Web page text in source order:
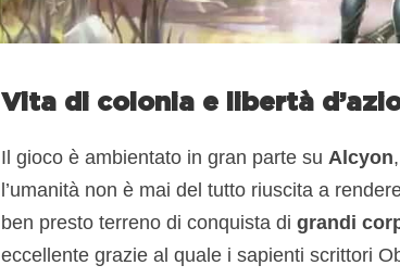
Vita di colonia e libertà
Il gioco è ambientato in gran parte su Alcyon
l’umanità non è mai del tutto riuscita a
ben presto terreno di conquista di grandi
eccellente grazie al quale i sapienti scrittori